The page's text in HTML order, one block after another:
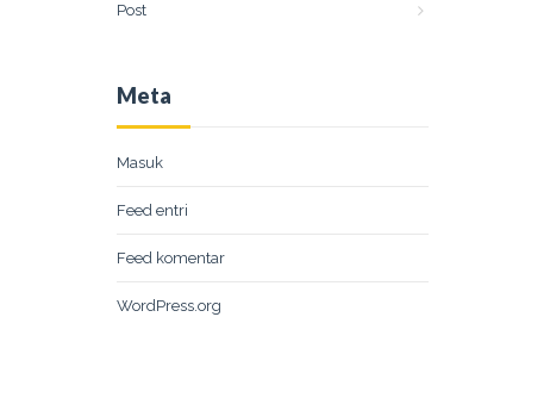
Post
Meta
Masuk
Feed entri
Feed komentar
WordPress.org